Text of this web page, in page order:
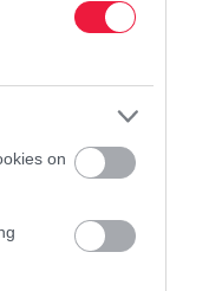
on
Legyek,
kiskerti
odafigyelve
előállítani.
rectangle